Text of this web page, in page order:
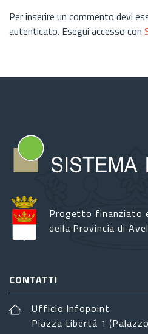
Per inserire un commento devi
autenticato. Esegui accesso con
Progetto finanziato
della Provincia di
CONTATTI
Ufficio Infopoint
Piazza Libertá 1